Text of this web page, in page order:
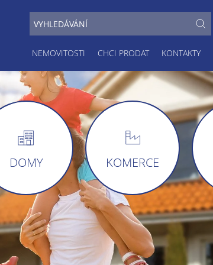
NEMOVITOSTI CHCI PRODAT KONTAKTY
DOMY KOMERCE